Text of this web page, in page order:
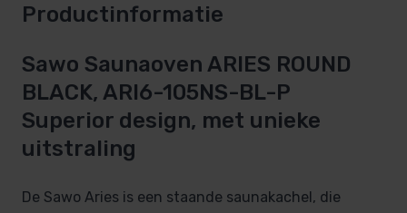
Productinformatie
Sawo Saunaoven ARIES ROUND
BLACK, ARI6-105NS-BL-P
Superior design, met unieke
uitstraling
De Sawo Aries is een staande saunakachel, die